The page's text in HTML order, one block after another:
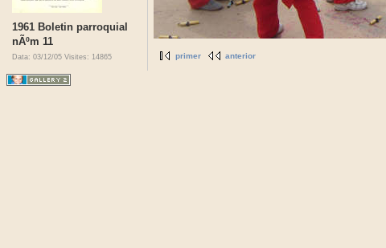
1961 Boletin parroquial
nÃºm 11
Data: 03/12/05 Visites: 14865 primer anterior